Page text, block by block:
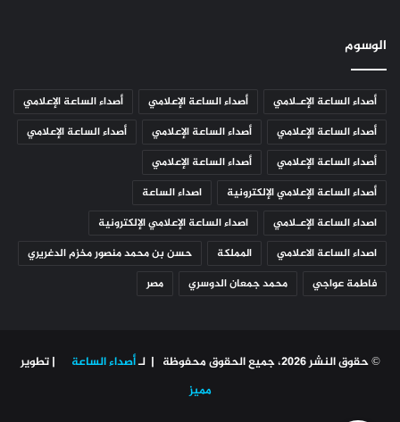
الوسوم
أصداء الساعة الإعـلامي أصداء الساعة الإعلامي
أصداء الساعة الإعلامي
أصداء الساعة الإعلامي
أصداء الساعة الإعلامي
أصداء الساعة الإعلامي
أصداء الساعة الإعلامي
أصداء الساعة الإعلامي
أصداء الساعة الإعلامي الإلكترونية
اصداء الساعة
اصداء الساعة الإعـلامي
اصداء الساعة الإعلامي الإلكترونية
اصداء الساعة الاعلامي
المملكة
حسن بن محمد منصور مخزم الدغريري
فاطمة عواجي
محمد جمعان الدوسري مصر
© حقوق النشر 2026، جميع الحقوق محفوظة | لـ أصداء الساعة
| تطوير
مميز